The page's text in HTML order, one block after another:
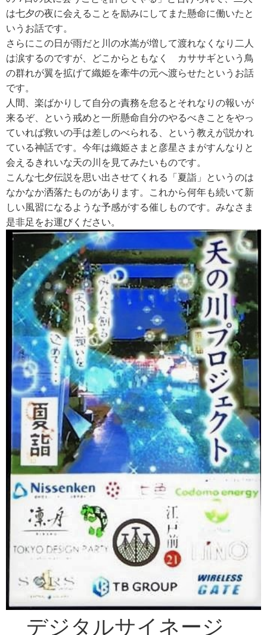
は七夕の夜に会えることを励みにしてまた懸命に働いたと
いうお話です。
さらにこの日が雨だと川の水嵩が増して渡れなくなり二人
は涙するのですが、どこからともなく カササギという鳥
の群れが翼を拡げて織姫を牽牛の元へ渡らせたというお話
です。
人間、楽ばかりして自分の責務を怠るとそれなりの報いが
来るぞ、という戒めと一所懸命自分のやるべきことをやっ
ていれば救いの手は差しのべられる、という教えが説かれ
ている神話です。今年は織姫さまと彦星さまがすんなりと
会えるきれいな天の川を見てみたいものです。
こんな七夕伝説を思い出させてくれる「夏詣」というのは
なかなか洒落たものがあります。これから何年も続いて新
しい風習になるような予感がする催しものです。みなさま
是非足をお運びください。
デジタルサイネージ